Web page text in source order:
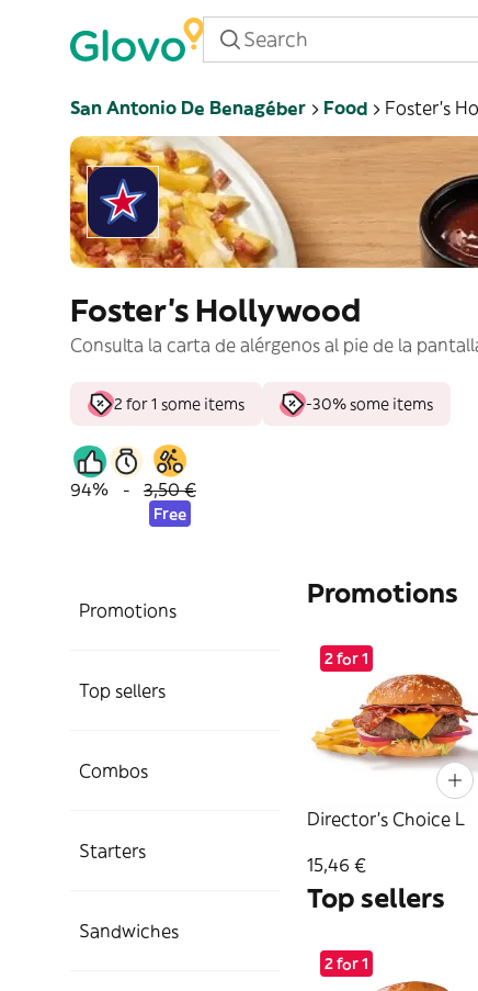
San Antonio De Benagéber Food Foster's
Foster's Hollywood
Consulta la carta de alérgenos al pie de la
2 for 1 some items -30% some items
94% - 3,50 €
Free
Promotions
Top sellers
Combos
Starters
Sandwiches
Promotions
2 for 1
Director's Choice L
15,46 €
Top sellers
2 for 1